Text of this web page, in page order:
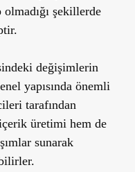
şekillerde
değişimlerin
yapısında önemli
tarafından
üretimi hem de
sunarak